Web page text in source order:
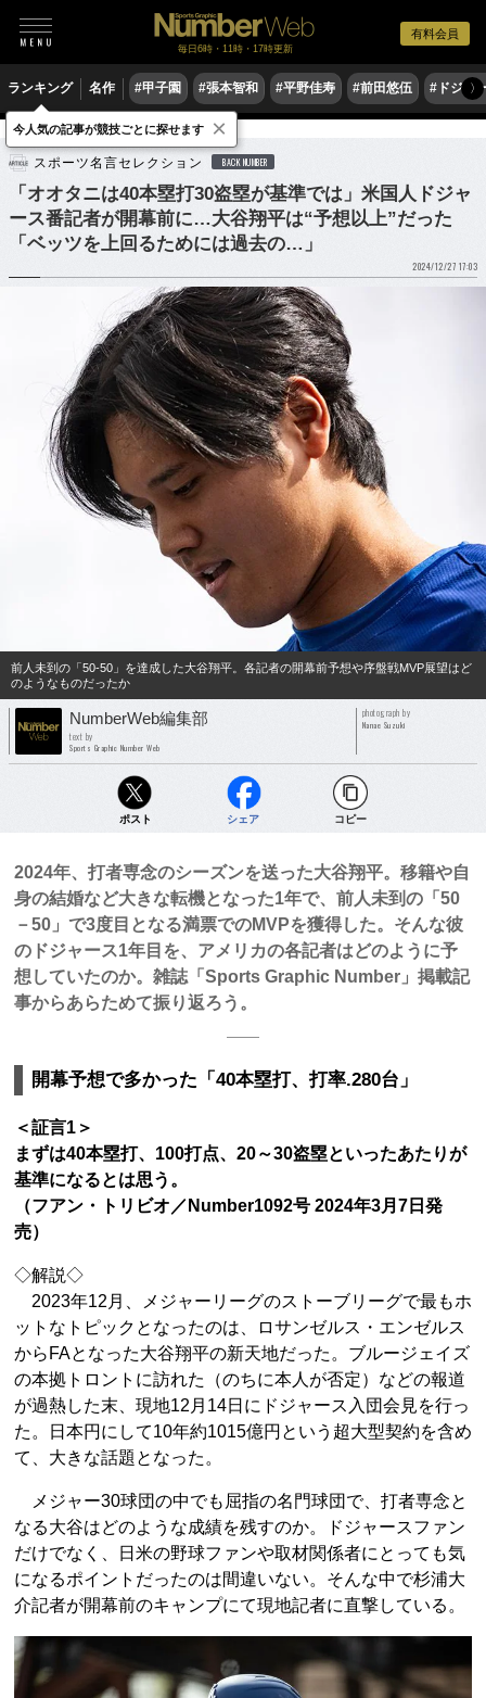
有料会員
毎日6時・11時・17時更新
ランキング 名作 #甲子園 #張本智和 #平野佳寿 #前田悠伍 #ドジャ
〉
野球 MLB
スポーツ名言セレクション BACK NUMBER
「オオタニは40本塁打30盗塁が基準では」米国人ドジャ
ース番記者が開幕前に…大谷翔平は“予想以上”だった
「ベッツを上回るためには過去の…」
2024/12/27 17:03
前人未到の「50-50」を達成した大谷翔平。各記者の開幕前予想や序盤戦MVP展望はど
のようなものだったか
NumberWeb編集部
text by
Sports Graphic Number Web
photograph by
Nanae Suzuki
ポスト シェア コピー
2024年、打者専念のシーズンを送った大谷翔平。移籍や自
身の結婚など大きな転機となった1年で、前人未到の「50
－50」で3度目となる満票でのMVPを獲得した。そんな彼
のドジャース1年目を、アメリカの各記者はどのように予
想していたのか。雑誌「Sports Graphic Number」掲載記
事からあらためて振り返ろう。
開幕予想で多かった「40本塁打、打率.280台」
＜証言1＞
まずは40本塁打、100打点、20～30盗塁といったあたりが
基準になるとは思う。
（フアン・トリビオ／Number1092号 2024年3月7日発
売）
◇解説◇
2023年12月、メジャーリーグのストーブリーグで最もホ
ットなトピックとなったのは、ロサンゼルス・エンゼルス
からFAとなった大谷翔平の新天地だった。ブルージェイズ
の本拠トロントに訪れた（のちに本人が否定）などの報道
が過熱した末、現地12月14日にドジャース入団会見を行っ
た。日本円にして10年約1015億円という超大型契約を含め
て、大きな話題となった。
メジャー30球団の中でも屈指の名門球団で、打者専念と
なる大谷はどのような成績を残すのか。ドジャースファン
だけでなく、日米の野球ファンや取材関係者にとっても気
になるポイントだったのは間違いない。そんな中で杉浦大
介記者が開幕前のキャンプにて現地記者に直撃している。
今人気の記事が競技ごとに探せます ×